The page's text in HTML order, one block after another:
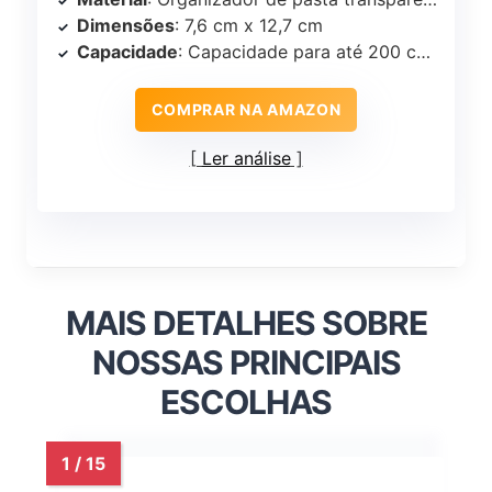
Dimensões: 7,6 cm x 12,7 cm
Capacidade: Capacidade para até 200 cards
COMPRAR NA AMAZON
Ler análise
MAIS DETALHES SOBRE
NOSSAS PRINCIPAIS
ESCOLHAS